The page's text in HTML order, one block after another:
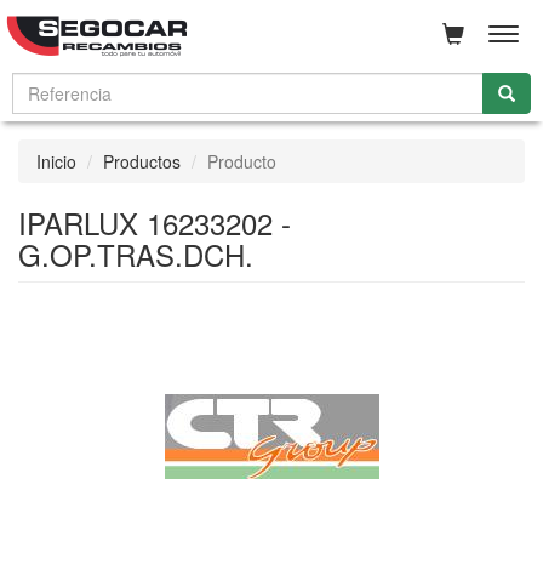
Inicio Productos Producto
IPARLUX 16233202 -
G.OP.TRAS.DCH.